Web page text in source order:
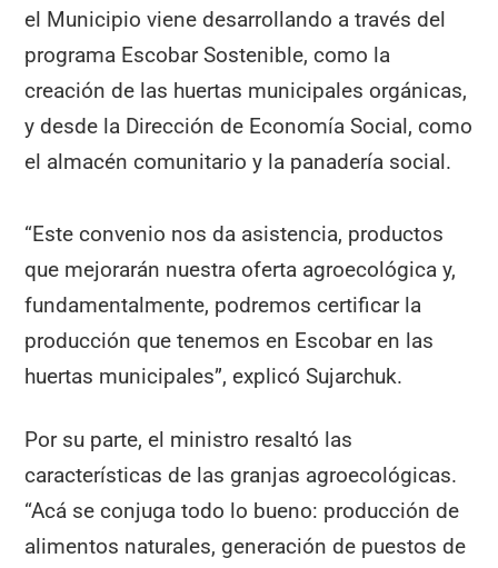
el Municipio viene desarrollando a través del
programa Escobar Sostenible, como la
creación de las huertas municipales orgánicas,
y desde la Dirección de Economía Social, como
el almacén comunitario y la panadería social.
“Este convenio nos da asistencia, productos
que mejorarán nuestra oferta agroecológica y,
fundamentalmente, podremos certificar la
producción que tenemos en Escobar en las
huertas municipales”, explicó Sujarchuk.
Por su parte, el ministro resaltó las
características de las granjas agroecológicas.
“Acá se conjuga todo lo bueno: producción de
alimentos naturales, generación de puestos de